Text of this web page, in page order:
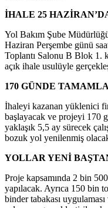
İHALE 25
Yol Bakım Şube
Haziran Perşembe günü
Toplantı Salonu B Blok 1.
açık ihale usulüyle
170 GÜNDE
İhaleyi kazanan yüklenici
başlayacak ve projeyi 170
yaklaşık 5,5 ay sürecek
bozuk yol yenilenmiş
YOLLAR YENİ
Proje kapsamında 2 bin
yapılacak. Ayrıca 150 bin
binder tabakası